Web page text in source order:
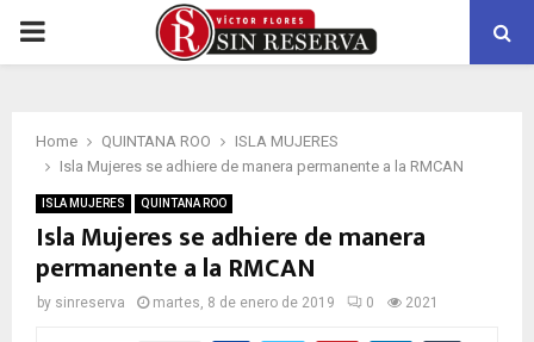
PRIMARY
Home QUINTANA ROO
ISLA MUJERES
Isla Mujeres se adhiere de manera permanente a la RMCAN
ISLA MUJERES QUINTANA ROO
Isla Mujeres se adhiere de manera
permanente a la RMCAN
by sinreserva martes, 8 de enero de 2019 0 2021